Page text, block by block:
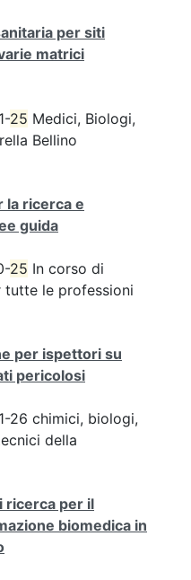
per siti
matrici
25 Medici, Biologi,
Bellino
la ricerca e
guida
25 In corso di
le professioni
per ispettori su
pericolosi
26 chimici, biologi,
della
ricerca per il
biomedica in